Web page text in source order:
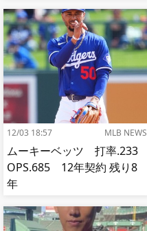
12/03 18:57 MLB NEWS
ムーキーベッツ 打率.233
OPS.685 12年契約 残り8
年